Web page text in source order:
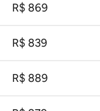
R$ 869
R$ 839
R$ 889